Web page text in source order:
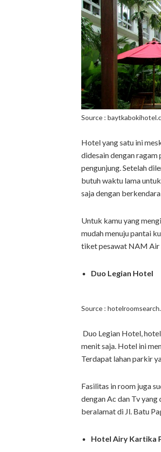
Source :
Hotel yang satu ini
didesain dengan
pengunjung. Setelah
butuh waktu lama
saja dengan
Untuk kamu yang
mudah menuju pantai
tiket pesawat NAM Air
Duo Legian Hotel
Source :
Duo Legian Hotel,
menit saja. Hotel ini
Terdapat lahan parkir
Fasilitas in room juga
dengan Ac dan Tv
beralamat di Jl. Batu
Hotel Airy Kartika